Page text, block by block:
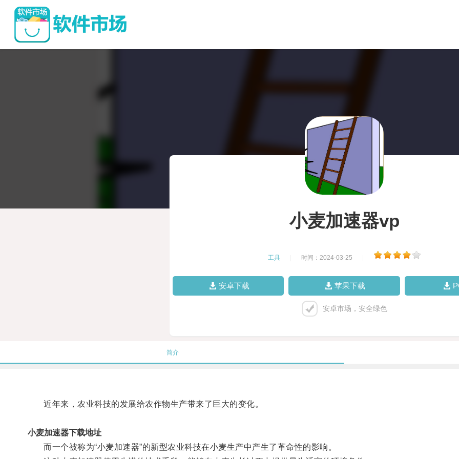
小麦加速器vp
工具 时间：2024-03-25
安卓下载 苹果下载
安卓市场，安全绿色
简介
近年来，农业科技的发展给农作物生产带来了巨大的变化。
小麦加速器下载地址
而一个被称为“小麦加速器”的新型农业科技在小麦生产中产生了革命性的影响。